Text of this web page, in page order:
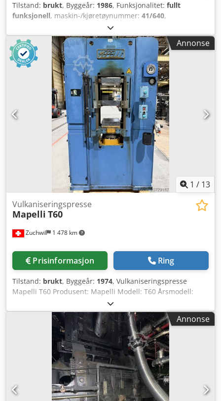
Tilstand: brukt, Byggeår: 1986, Funksjonalitet: fullt
funksjonell, maskin-/kjøretøynummer: 41/640,
, Firecelles injeksjonspresse Rutil MP4
med platestørrelse 260 x 240 mm og låsekraft på 25 tonn.
Maskinen er i operativ stand. Csdpfx Acsyb Rn TsisrfAnnonse
1 / 13
Zuchwil 1 478 km
Vulkaniseringspresse
Mapelli T60
Prisinformasjon Ring
Tilstand: brukt, Byggeår: 1974, Vulkaniseringspresse
Mapelli T60 Produsent: Mapelli Modell: T60 Årsmodell:
1974 Driftsspenning: 380 V Frekvens: 50 Hz
Betjeningspanel: integrerte temperaturkontrollere og
betjeningsmoduler Varmeelementstyring: tre individuelt
justerbare temperatursoner Hovedbryter: til stede Manuell
og automatisk drift: kan velges via betjeningspanelet
Sikkerhetsfunksjoner: nødstopp Trykkindikator: analogt
manometer Presseområde: vertikal lukkemekanisme med
øvre og nedre varmeplate Konstruksjon: robust
stålkonstruksjon Bruksområde: vulkanisering og pressing
av formdeler Crodpox Exndsfx Acief Mapelli T60
Annonse